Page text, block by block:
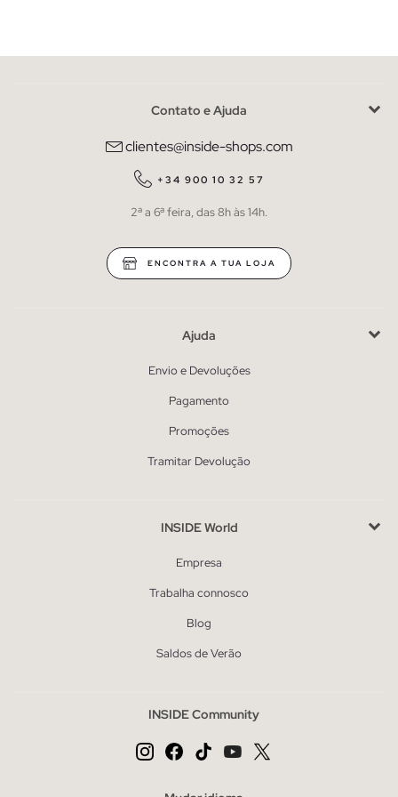
Contato e Ajuda
clientes@inside-shops.com
+34 900 10 32 57
2ª a 6ª feira, das 8h às 14h.
ENCONTRA A TUA LOJA
Ajuda
Envio e Devoluções
Pagamento
Promoções
Tramitar Devolução
INSIDE World
Empresa
Trabalha connosco
Blog
Saldos de Verão
INSIDE Community